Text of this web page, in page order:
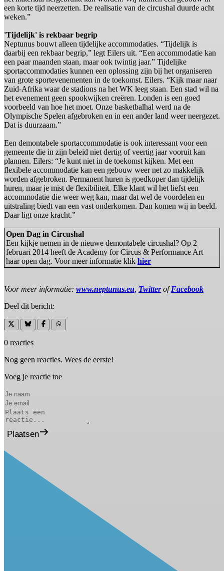
een korte tijd neerzetten. De realisatie van de circushal duurde acht
weken.”
'Tijdelijk' is rekbaar begrip
Neptunus bouwt alleen tijdelijke accommodaties. “Tijdelijk is
daarbij een rekbaar begrip,” legt Eilers uit. “Een accommodatie kan
een paar maanden staan, maar ook twintig jaar.” Tijdelijke
sportaccommodaties kunnen een oplossing zijn bij het organiseren
van grote sportevenementen in de toekomst. Eilers. “Kijk maar naar
Zuid-Afrika waar de stadions na het WK leeg staan. Een stad wil na
het evenement geen spookwijken creëren. Londen is een goed
voorbeeld van hoe het moet. Onze basketbalhal werd na de
Olympische Spelen afgebroken en in een ander land weer neergezet.
Dat is duurzaam.”
Een demontabele sportaccommodatie is ook interessant voor een
gemeente die in zijn beleid niet dertig of veertig jaar vooruit kan
plannen. Eilers: “Je kunt niet in de toekomst kijken. Met een
flexibele accommodatie kan een gebouw weer net zo makkelijk
worden afgebroken. Permanent huren is goedkoper dan tijdelijk
huren, maar je mist de flexibiliteit. Elke klant wil het liefst een
accommodatie die weer weg kan, maar dat wel de voordelen en
uitstraling biedt van een vast onderkomen. Dan komen wij in beeld.
Daar ligt onze kracht.”
Open Dag in Circushal
Een kijkje nemen in de nieuwe demontabele circushal? Op 2
februari 2014 heeft de Academy for Circus & Performance Art
haar open dag. Voor meer informatie klik hier
Voor meer informatie: www.neptunus.eu, TwitterofFacebook
Deel dit bericht:
0 reacties
Nog geen reacties. Wees de eerste!
Voeg je reactie toe
Plaatsen